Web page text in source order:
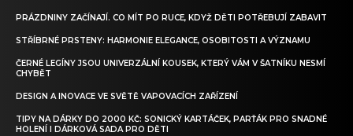
PRÁZDNINY ZAČÍNAJÍ. CO MÍT PO RUCE, KDYŽ DĚTI POTŘEBUJÍ ZABAVIT
STŘÍBRNÉ PRSTENY: HARMONIE ELEGANCE, OSOBITOSTI A VÝZNAMU
ČERNÉ LEGÍNY JSOU UNIVERZÁLNÍ KOUSEK, KTERÝ VÁM V ŠATNÍKU NESMÍ
CHYBĚT
DESIGN A INOVACE VE SVĚTĚ VAPOVACÍCH ZAŘÍZENÍ
TIPY NA DÁRKY DO 2000 KČ: SONICKÝ KARTÁČEK, PARŤÁK PRO SNADNÉ
HOLENÍ I DÁRKOVÁ SADA PRO DĚTI